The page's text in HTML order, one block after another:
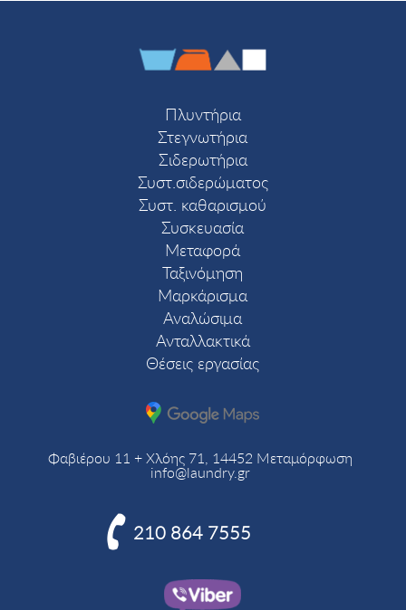
Πλυντήρια
Στεγνωτήρια
Σιδερωτήρια
Συστ.σιδερώματος
Συστ. καθαρισμού
Συσκευασία
Μεταφορά
Ταξινόμηση
Μαρκάρισμα
Αναλώσιμα
Ανταλλακτικά
Θέσεις εργασίας
Φαβιέρου 11 + Χλόης 71, 14452 Μεταμόρφωση
info@laundry.gr
210 864 7555